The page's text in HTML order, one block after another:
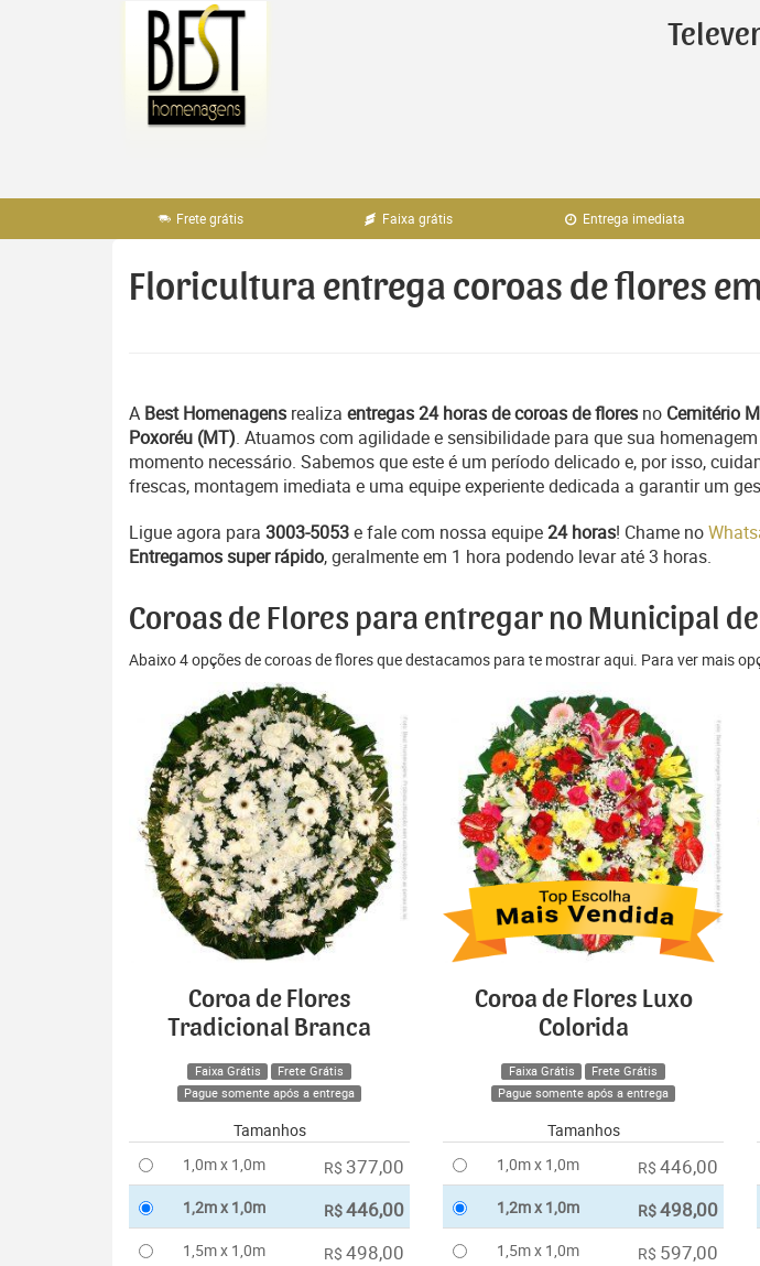
Frete grátis Faixa grátis Entrega imediata
Floricultura entrega coroas de flores
A Best Homenagens realiza entregas 24 horas de coroas de flores no Cemitério
Poxoréu (MT). Atuamos com agilidade e sensibilidade para que sua
momento necessário. Sabemos que este é um período delicado e, por isso,
frescas, montagem imediata e uma equipe experiente dedicada a garantir um
Ligue agora para 3003-5053e fale com nossa equipe24 horas! Chame no
Entregamos super rápido, geralmente em 1 hora podendo levar até 3 horas.
Coroas de Flores para entregar no Municipal
Abaixo 4 opções de coroas de flores que destacamos para te mostrar aqui. Para ver mais
Coroa de Flores
Tradicional Branca
Faixa Grátis
Frete Grátis
Pague somente após a entrega
Tamanhos
1,0m x 1,0m
R$ 377,00
1,2m x 1,0m R$446,00
1,5m x 1,0m R$ 498,00
Coroa de Flores Luxo
Colorida
Faixa Grátis
Frete Grátis
Pague somente após a entrega
Tamanhos
1,0m x 1,0m
R$ 446,00
1,2m x 1,0m R$498,00
1,5m x 1,0m R$ 597,00